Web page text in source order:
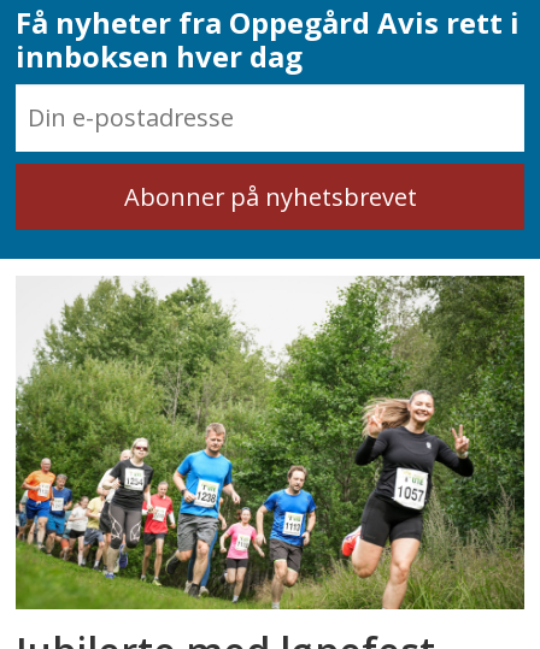
Få nyheter fra Oppegård Avis rett i
innboksen hver dag